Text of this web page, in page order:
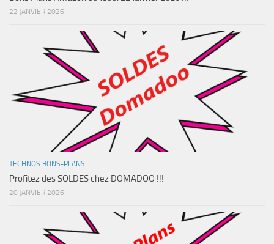
22 JANVIER 2026
TECHNOS BONS-PLANS
Profitez des SOLDES chez DOMADOO !!!
20 JANVIER 2026